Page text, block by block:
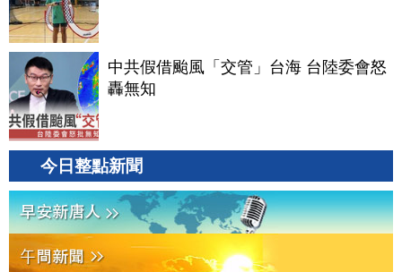
中共假借颱風「交管」台海 台陸委會怒
轟無知
今日整點新聞